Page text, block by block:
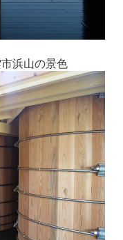
浜山の景色